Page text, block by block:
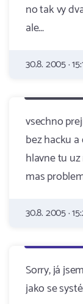
no tak vy
ale...
30.8. 2005 ·
vsechno
bez hacku
hlavne tu
mas
30.8. 2005 ·
Sorry, já
jako se